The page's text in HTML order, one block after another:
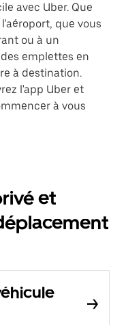
avec Uber. Que
que vous
ou à un
emplettes en
à destination.
l'app Uber et
à vous
et